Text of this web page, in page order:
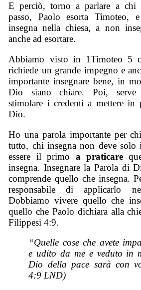
E perciò, torno a parlare a chi
passo, Paolo esorta Timoteo,
insegna nella chiesa, a non
anche ad esortare.
Abbiamo visto in 1Timoteo 5
richiede un grande impegno e
importante insegnare bene, in
Dio siano chiare. Poi, serve
stimolare i credenti a mettere in
Dio.
Ho una parola importante per
tutto, chi insegna non deve solo
essere il primo a praticare
insegna. Insegnare la Parola di
comprende quello che insegna.
responsabile di applicarlo
Dobbiamo vivere quello che
quello che Paolo dichiara alla
Filippesi 4:9.
“Quelle cose che avete
e udito da me e veduto in
Dio della pace sarà con
4:9 LND)